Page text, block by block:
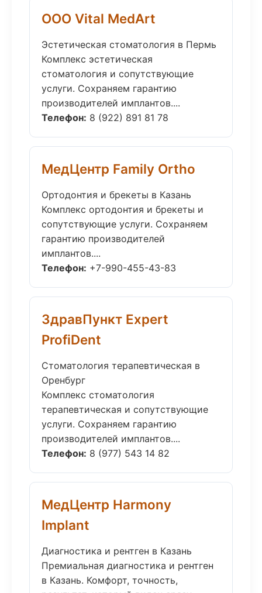
ООО Vital MedArt
Эстетическая стоматология в Пермь
Комплекс эстетическая
стоматология и сопутствующие
услуги. Сохраняем гарантию
производителей имплантов....
Телефон: 8 (922) 891 81 78
МедЦентр Family Ortho
Ортодонтия и брекеты в Казань
Комплекс ортодонтия и брекеты и
сопутствующие услуги. Сохраняем
гарантию производителей
имплантов....
Телефон: +7-990-455-43-83
ЗдравПункт Expert
ProfiDent
Стоматология терапевтическая в
Оренбург
Комплекс стоматология
терапевтическая и сопутствующие
услуги. Сохраняем гарантию
производителей имплантов....
Телефон: 8 (977) 543 14 82
МедЦентр Harmony
Implant
Диагностика и рентген в Казань
Премиальная диагностика и рентген
в Казань. Комфорт, точность,